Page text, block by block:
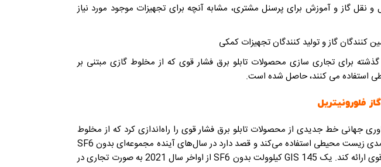
و نقل گاز و آموزش برای پرسنل مشتری، مشابه آنچه برای تجهیزات موجود مورد نیاز
برای تجاری سازی محصولات تابلو برق فشار قوی که از مخلوط گازی مبتنی بر
استفاده می کنند، حاصل شده است.
فلورونیتریل
فناوری جهانی خط جدیدی از محصولات تابلو برق فشار قوی را راه‌اندازی کرد که از مخلوط
گازی مبتنی بر فلورونیتریل با کارآمدی زیست محیطی استفاده می‌کند و قصد دارد در سال‌های آینده مجموعه‌ای بدون SF6
را در کل محدوده تابلو برق فشار قوی ارائه کند. یک GIS 145 کیلوولت بدون SF6 از اواخر سال 2021 به صورت تجاری در